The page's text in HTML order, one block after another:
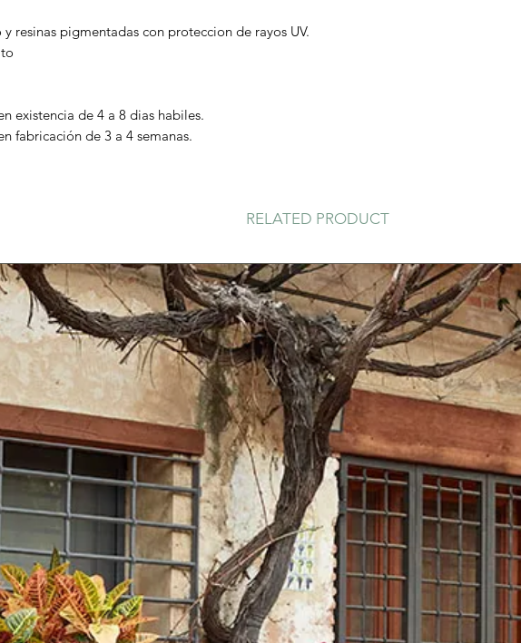
resinas pigmentadas con proteccion de rayos UV.
existencia de 4 a 8 dias habiles.
fabricación de 3 a 4 semanas.
RELATED PRODUCT